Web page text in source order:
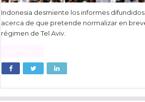
Indonesia desmiente los informes
acerca de que pretende normalizar en
régimen de Tel Aviv.